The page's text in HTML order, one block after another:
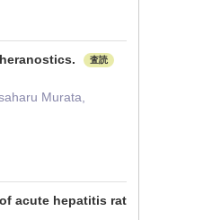
査読
Murata,
acute hepatitis rat